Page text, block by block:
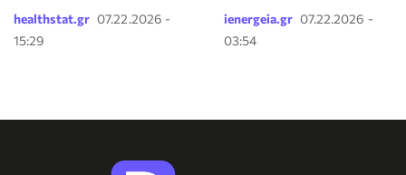
healthstat.gr 07.22.2026 -
15:29
ienergeia.gr 07.22.2026 -
03:54